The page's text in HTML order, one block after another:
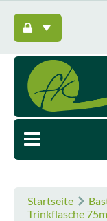
Startseite
Trinkflasche